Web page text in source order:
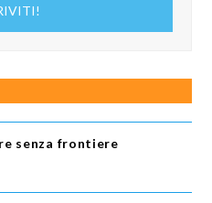
senza frontiere